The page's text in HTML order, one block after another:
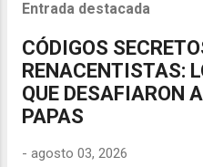
Entrada destacada
CÓDIGOS
RENACENTISTAS:
QUE DESAFIARON
PAPAS
- agosto 03, 2026